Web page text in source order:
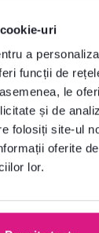
uri
a
funcții de
le
și de
folosiți site-ul
oferite
lor.